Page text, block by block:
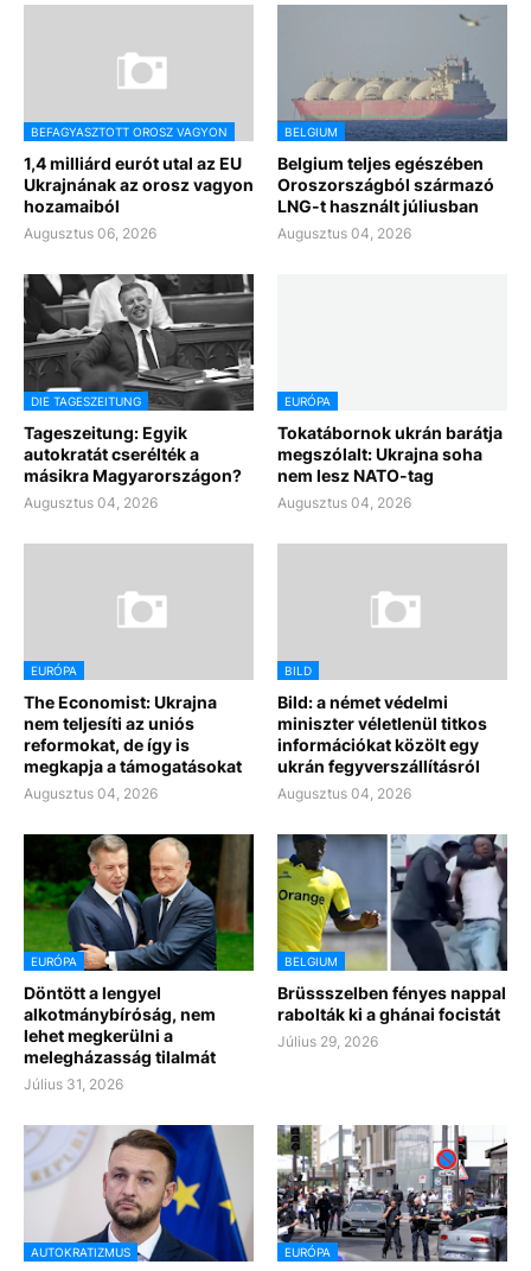
BEFAGYASZTOTT OROSZ VAGYON
1,4 milliárd eurót utal az EU
Ukrajnának az orosz vagyon
hozamaiból
Augusztus 06, 2026
BELGIUM
Belgium teljes egészében
Oroszországból származó
LNG-t használt júliusban
Augusztus 04, 2026
DIE TAGESZEITUNG
Tageszeitung: Egyik
autokratát cserélték a
másikra Magyarországon?
Augusztus 04, 2026
EURÓPA
Tokatábornok ukrán barátja
megszólalt: Ukrajna soha
nem lesz NATO-tag
Augusztus 04, 2026
EURÓPA
The Economist: Ukrajna
nem teljesíti az uniós
reformokat, de így is
megkapja a támogatásokat
Augusztus 04, 2026
BILD
Bild: a német védelmi
miniszter véletlenül titkos
információkat közölt egy
ukrán fegyverszállításról
Augusztus 04, 2026
EURÓPA
Döntött a lengyel
alkotmánybíróság, nem
lehet megkerülni a
melegházasság tilalmát
Július 31, 2026
BELGIUM
Brüssszelben fényes nappal
rabolták ki a ghánai focistát
Július 29, 2026
AUTOKRATIZMUS EURÓPA